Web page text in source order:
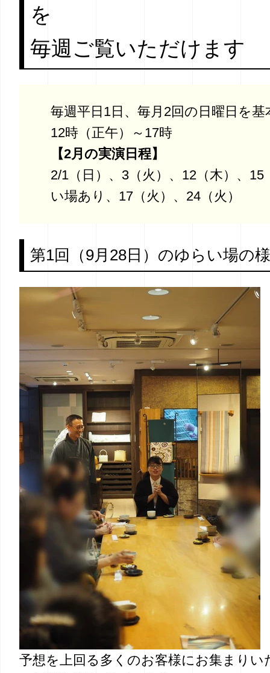
を
毎週ご覧いただけます
毎週平日1日、毎月2回の日曜日を基
12時（正午）～17時
【2月の実演日程】
2/1（日）、3（火）、12（木）、15
い場あり、17（火）、24（火）
第1回（9月28日）のゆらい場の
予想を上回る多くのお客様にお集まりい